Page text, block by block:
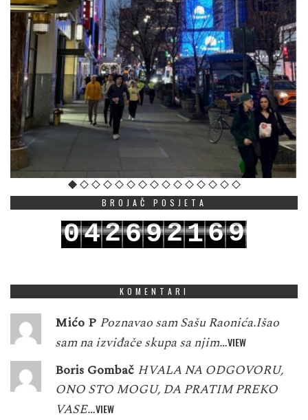
BROJAČ POSJETA
042692169
KOMENTARI
Mićo P Poznavao sam Sašu Raonića.Išao
sam na izviđače skupa sa njim…VIEW
Boris Gombač HVALA NA ODGOVORU,
ONO STO MOGU, DA PRATIM PREKO
VASE…VIEW